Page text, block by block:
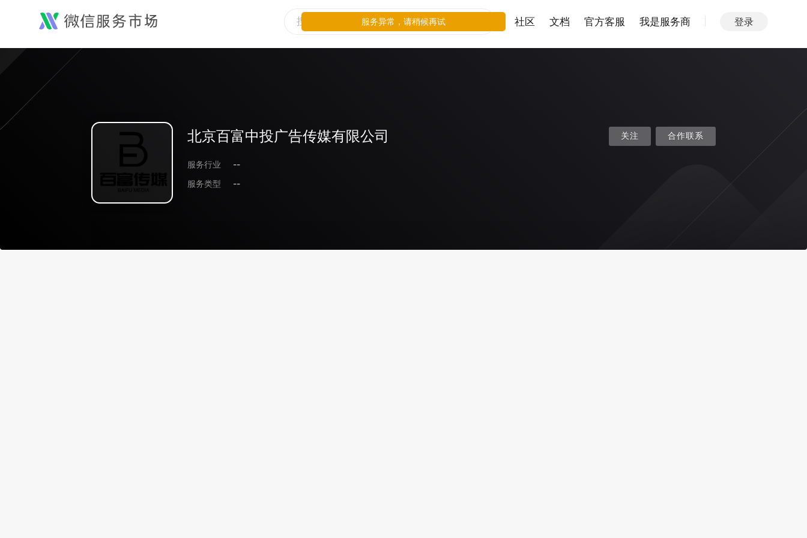
社区 文档 官方客服 我是服务商 登录
北京百富中投广告传媒有限公司
服务行业
--
服务类型
--
关注 合作联系
服务异常，请稍候再试